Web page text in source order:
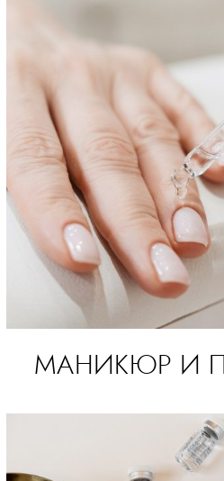
МАНИКЮР И